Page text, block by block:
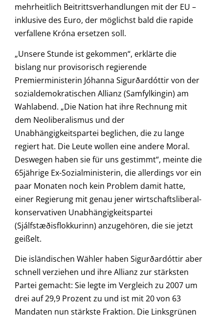
mehrheitlich Beitrittsverhandlungen mit der EU –
inklusive des Euro, der möglichst bald die rapide
verfallene Króna ersetzen soll.
„Unsere Stunde ist gekommen“, erklärte die
bislang nur provisorisch regierende
Premierministerin Jóhanna Sigurðardóttir von der
sozialdemokratischen Allianz (Samfylkingin) am
Wahlabend. „Die Nation hat ihre Rechnung mit
dem Neoliberalismus und der
Unabhängigkeitspartei beglichen, die zu lange
regiert hat. Die Leute wollen eine andere Moral.
Deswegen haben sie für uns gestimmt“, meinte die
65jährige Ex-Sozialministerin, die allerdings vor ein
paar Monaten noch kein Problem damit hatte,
einer Regierung mit genau jener wirtschaftsliberal-
konservativen Unabhängigkeitspartei
(Sjálfstæðisflokkurinn) anzugehören, die sie jetzt
geißelt.
Die isländischen Wähler haben Sigurðardóttir aber
schnell verziehen und ihre Allianz zur stärksten
Partei gemacht: Sie legte im Vergleich zu 2007 um
drei auf 29,9 Prozent zu und ist mit 20 von 63
Mandaten nun stärkste Fraktion. Die Linksgrünen